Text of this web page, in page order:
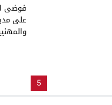
5
فوضى
على